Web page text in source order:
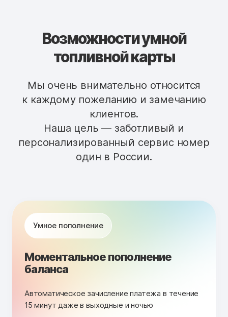
Возможности умной
топливной карты
Мы очень внимательно относится
к каждому пожеланию и замечанию
клиентов.
Наша цель — заботливый и
персонализированный сервис номер
один в России.
Умное пополнение
Моментальное пополнение
баланса
Автоматическое зачисление платежа в течение
15 минут даже в выходные и ночью